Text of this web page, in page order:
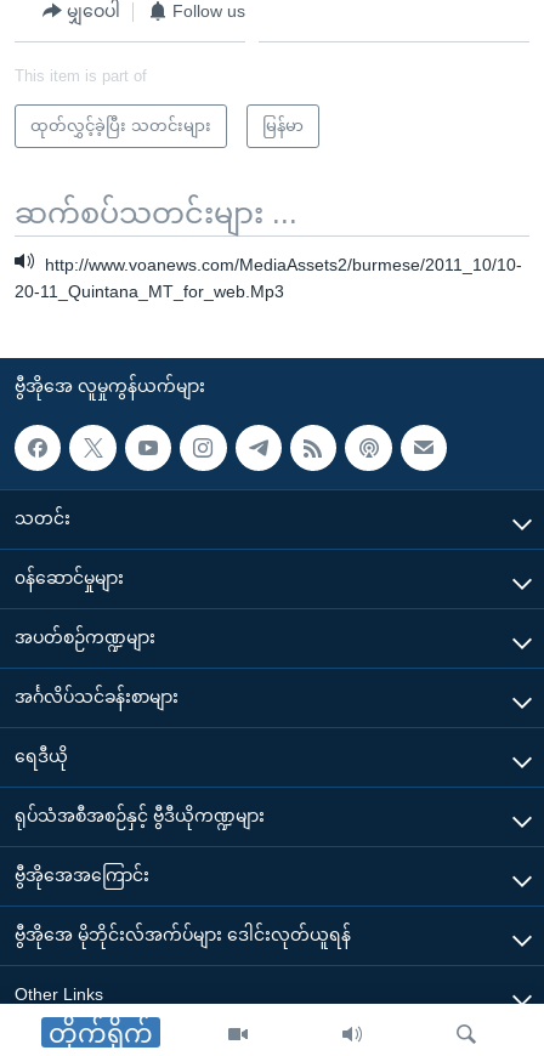
တိုက်ရိုက်
မျှဝေပါ Follow us
This item is part of
ထုတ်လွှင့်ခဲ့ပြီး သတင်းများ မြန်မာ
ဆက်စပ်သတင်းများ ...
http://www.voanews.com/MediaAssets2/burmese/2011_10/10-
20-11_Quintana_MT_for_web.Mp3
ဗွီအိုအေ လူမှုကွန်ယက်များ
သတင်း
၀န်ဆောင်မှုများ
အပတ်စဉ်ကဏ္ဍများ
အင်္ဂလိပ်သင်ခန်းစာများ
ရေဒီယို
ရုပ်သံအစီအစဉ်နှင့် ဗွီဒီယိုကဏ္ဍများ
ဗွီအိုအေအကြောင်း
ဗွီအိုအေ မိုဘိုင်းလ်အက်ပ်များ ဒေါင်းလုတ်ယူရန်
Other Links